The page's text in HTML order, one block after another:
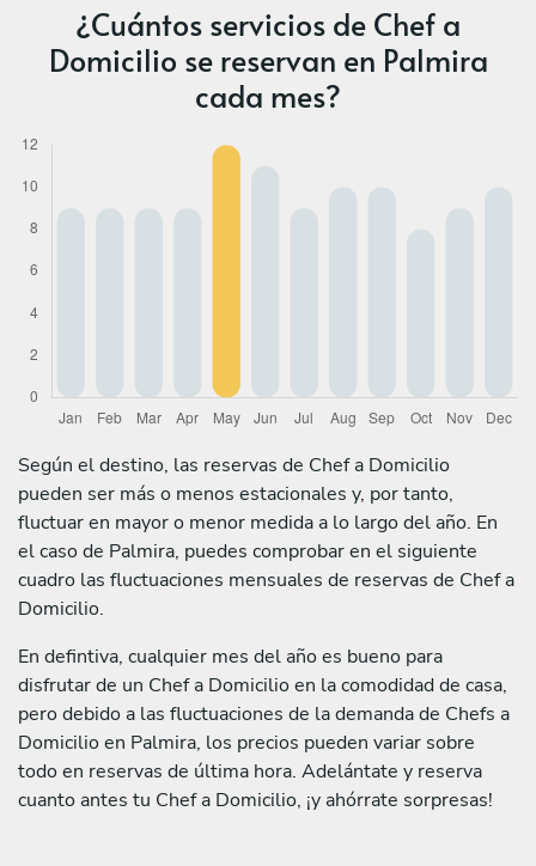
¿Cuántos servicios de Chef a
Domicilio se reservan en Palmira
cada mes?
Según el destino, las reservas de Chef a Domicilio
pueden ser más o menos estacionales y, por tanto,
fluctuar en mayor o menor medida a lo largo del año. En
el caso de Palmira, puedes comprobar en el siguiente
cuadro las fluctuaciones mensuales de reservas de Chef a
Domicilio.
En defintiva, cualquier mes del año es bueno para
disfrutar de un Chef a Domicilio en la comodidad de casa,
pero debido a las fluctuaciones de la demanda de Chefs a
Domicilio en Palmira, los precios pueden variar sobre
todo en reservas de última hora. Adelántate y reserva
cuanto antes tu Chef a Domicilio, ¡y ahórrate sorpresas!